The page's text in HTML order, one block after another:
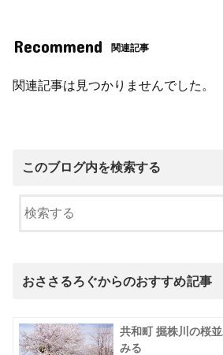
Recommend 関連記事
関連記事は見つかりませんでした。
このブログ内を検索する
おささるろぐからのおすすめ記事
共和町 掘株川の桜
みる